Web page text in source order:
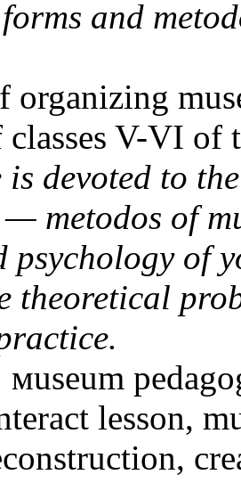
and
organizing
classes V-VI of
devoted to
metodos of
psychology of
theoretical
lesson,